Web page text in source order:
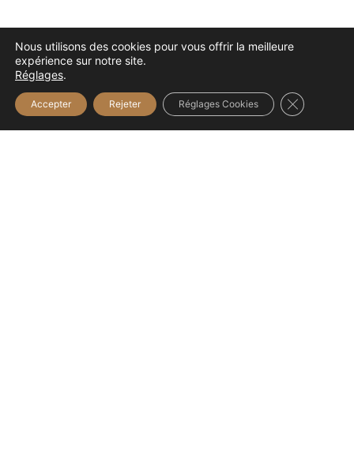
Nous utilisons des cookies pour vous offrir la meilleure
expérience sur notre site.
Réglages.
Accepter Rejeter Réglages Cookies Fermer la